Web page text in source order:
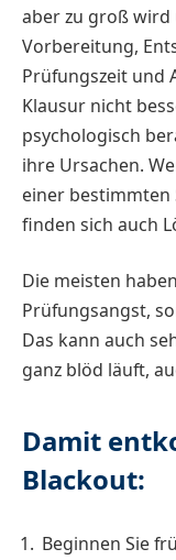
aber zu groß
Vorbereitung,
Prüfungszeit und
Klausur nicht
psychologisch
ihre Ursachen.
einer
finden sich auch
Die meisten
Prüfungsangst,
Das kann auch
ganz blöd läuft,
Damit
Blackout:
Beginnen Sie